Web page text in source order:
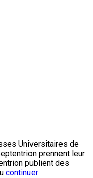
Universitaires de
prennent leur
publient des
continuer